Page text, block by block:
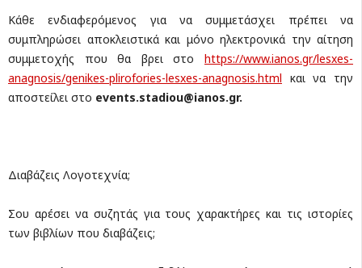
Κάθε ενδιαφερόμενος για να συμμετάσχει πρέπει να
συμπληρώσει αποκλειστικά και μόνο ηλεκτρονικά την αίτηση
συμμετοχής που θα βρει στο https://www.ianos.gr/lesxes-
anagnosis/genikes-plirofories-lesxes-anagnosis.html και να την
αποστείλει στο events.stadiou@ianos.gr.
Διαβάζεις Λογοτεχνία;
Σου αρέσει να συζητάς για τους χαρακτήρες και τις ιστορίες
των βιβλίων που διαβάζεις;